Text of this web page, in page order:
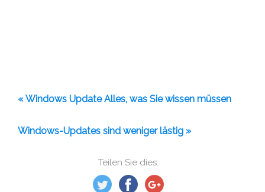
Teilen Sie dies:
« Windows Update Alles, was Sie wissen müssen
Windows-Updates sind weniger lästig »